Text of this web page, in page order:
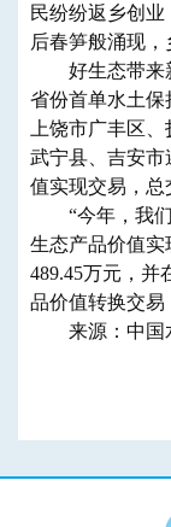
民纷纷返乡创
后春笋般涌现，
好生态带来新
省份首单水土保
上饶市广丰区
武宁县、吉安市
值实现交易，总
“今年，我们
生态产品价值实
489.45万元，并
品价值转换交易
来源：中国水